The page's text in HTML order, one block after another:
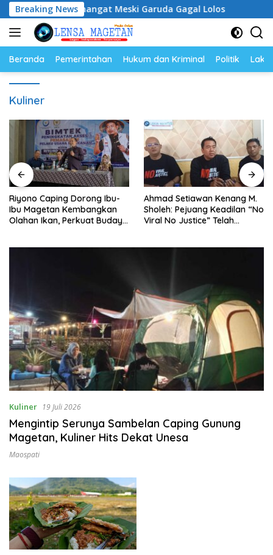
Langsung
ke
konten
Breaking News
Semangat Meski Garuda Gagal Lolos
Beranda Pemerintahan Hukum dan Kriminal Politik
Kuliner
Riyono Caping Dorong Ibu-
Ibu Magetan Kembangkan
Olahan Ikan, Perkuat Budaya
Ahmad Setiawan Kenang M.
Sholeh: Pejuang Keadilan “No
Viral No Justice” Telah
Kuliner 19 Juli 2026
Mengintip Serunya Sambelan Caping Gunung
Magetan, Kuliner Hits Dekat Unesa
Maospati